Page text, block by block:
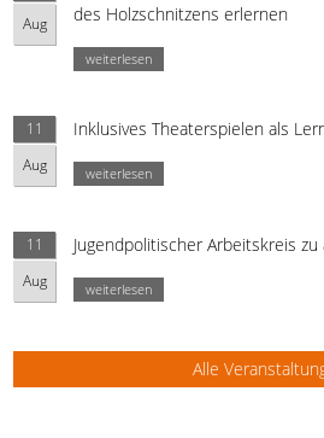
Aug
des Holzschnitzens erlernen
weiterlesen
11
Aug
Inklusives Theaterspielen als
weiterlesen
11
Aug
Jugendpolitischer Arbeitskreis
weiterlesen
Alle